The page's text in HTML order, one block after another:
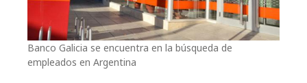
Banco Galicia se encuentra en la búsqueda de
empleados en Argentina